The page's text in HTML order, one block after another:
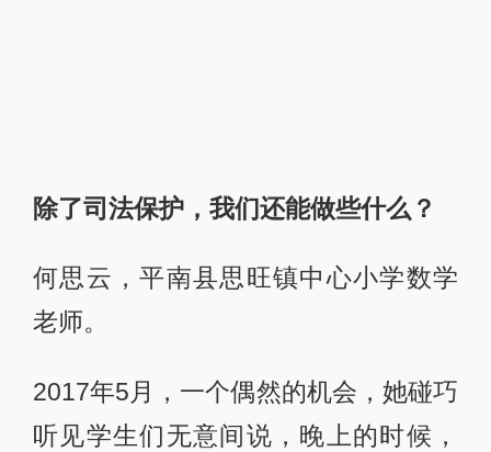
除了司法保护，我们还能做些什么？
何思云，平南县思旺镇中心小学数学
老师。
2017年5月，一个偶然的机会，她碰巧
听见学生们无意间说，晚上的时候，